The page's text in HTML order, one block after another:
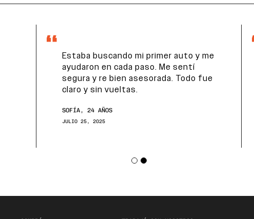
Estaba buscando mi primer auto y me
ayudaron en cada paso. Me sentí
segura y re bien asesorada. Todo fue
claro y sin vueltas.
SOFÍA, 24 AÑOS
JULIO 25, 2025